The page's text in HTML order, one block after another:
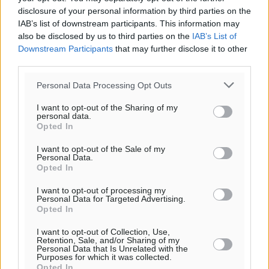
disclosure of your personal information by third parties on the
IAB’s list of downstream participants. This information may
also be disclosed by us to third parties on the IAB’s List of
Downstream Participants that may further disclose it to other
Personal Data Processing Opt Outs
I want to opt-out of the Sharing of my
personal data.
Opted In
I want to opt-out of the Sale of my
Personal Data.
Opted In
I want to opt-out of processing my
Personal Data for Targeted Advertising.
Opted In
I want to opt-out of Collection, Use,
Retention, Sale, and/or Sharing of my
Personal Data that Is Unrelated with the
Purposes for which it was collected.
Υπενθύμιση:
Για την μερική αναπαραγωγή της είδησης από άλλες
ιστοσελίδες είναι απαραίτητη η χρήση του παρακάτω
παρεχόμενου συνδέσμου παραπομπής προς το άρθρο
της Δημοκρατικής.
o καιρός τώρα: